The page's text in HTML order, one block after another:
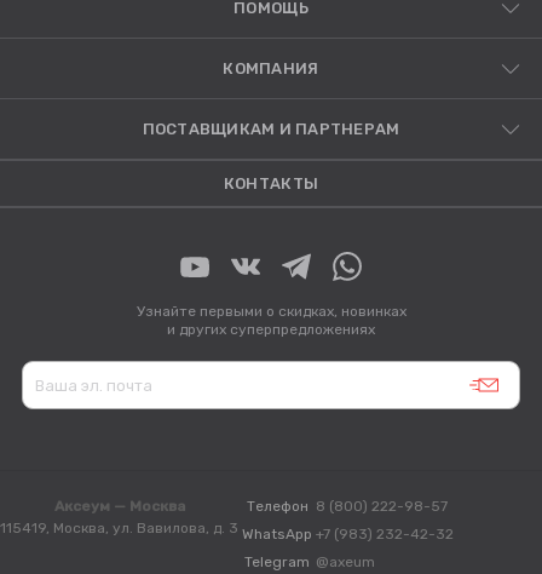
ПОМОЩЬ
КОМПАНИЯ
ПОСТАВЩИКАМ И ПАРТНЕРАМ
КОНТАКТЫ
Узнайте первыми о скидках, новинках
и других суперпредложениях
Аксеум — Москва
115419, Москва, ул. Вавилова, д. 3
Телефон 8 (800) 222-98-57
WhatsApp +7 (983) 232-42-32
Telegram @axeum